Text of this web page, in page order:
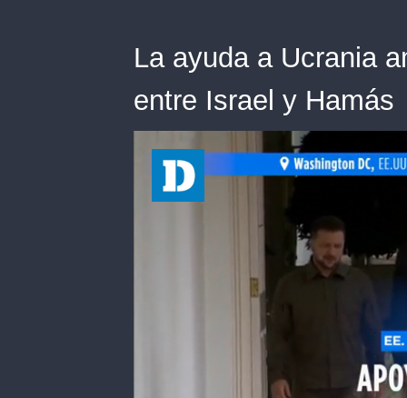
La ayuda a Ucrania
entre Israel y Hamás